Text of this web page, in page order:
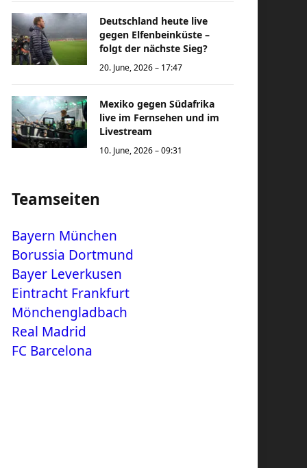
Deutschland heute live
gegen Elfenbeinküste –
folgt der nächste Sieg?
20. June, 2026 – 17:47
Mexiko gegen Südafrika
live im Fernsehen und im
Livestream
10. June, 2026 – 09:31
Teamseiten
Bayern München
Borussia Dortmund
Bayer Leverkusen
Eintracht Frankfurt
Mönchengladbach
Real Madrid
FC Barcelona